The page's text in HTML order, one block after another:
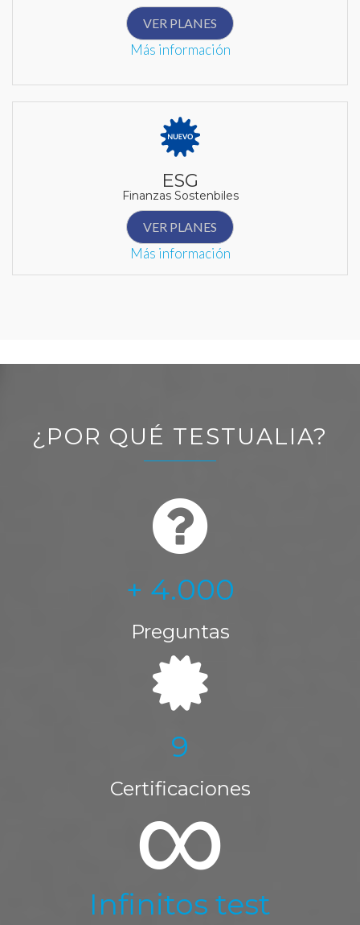
VER PLANES
Más información
ESG
Finanzas Sostenbiles
VER PLANES
Más información
¿POR QUÉ TESTUALIA?
+ 4.000
Preguntas
9
Certificaciones
∞
Infinitos test